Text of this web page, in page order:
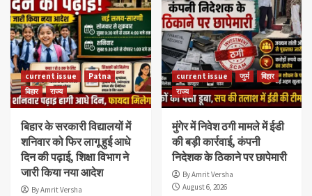
current issue
Patna
बिहार
राज्य
बिहार के सरकारी विद्यालयों में
शनिवार को फिर लागू हुई आधे
दिन की पढ़ाई, शिक्षा विभाग ने
जारी किया नया आदेश
By Amrit Versha
current issue जुर्म
बिहार
राज्य
मुंगेर में निवेश ठगी मामले में ईडी
की बड़ी कार्रवाई, कंपनी
निदेशक के ठिकाने पर छापेमारी
By Amrit Versha
August 6, 2026